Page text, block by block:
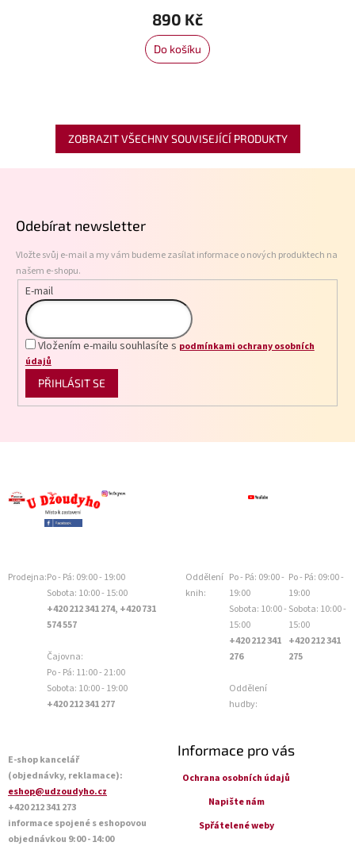
890 Kč
Do košíku
ZOBRAZIT VŠECHNY SOUVISEJÍCÍ PRODUKTY
Odebírat newsletter
Vložte svůj e-mail a my vám budeme zasílat informace o nových produktech na
našem e-shopu.
E-mail
Vložením e-mailu souhlasíte s podmínkami ochrany osobních
údajů
PŘIHLÁSIT SE
Prodejna:Po - Pá: 09:00 - 19:00
Sobota: 10:00 - 15:00
+420 212 341 274, +420 731
574 557
Čajovna:
Po - Pá: 11:00 - 21:00
Sobota: 10:00 - 19:00
+420 212 341 277
Oddělení
knih:
Po - Pá: 09:00 -
19:00
Sobota: 10:00 -
15:00
+420 212 341
276
Oddělení
hudby:
Po - Pá: 09:00 -
19:00
Sobota: 10:00 -
15:00
+420 212 341
275
E-shop kancelář
(objednávky, reklamace):
eshop@udzoudyho.cz
+420 212 341 273
informace spojené s eshopovou
objednávkou 9:00 - 14:00
Informace pro vás
Ochrana osobních údajů
Napište nám
Spřátelené weby